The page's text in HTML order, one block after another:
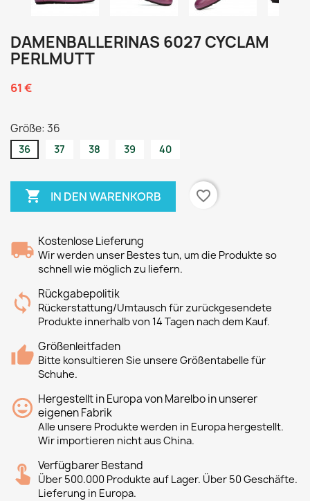
DAMENBALLERINAS 6027 CYCLAM
PERLMUTT
61 €
Größe: 36
36 37 38 39 40
 IN DEN WARENKORB favorite_border
Kostenlose Lieferung
Wir werden unser Bestes tun, um die Produkte so
schnell wie möglich zu liefern.
Rückgabepolitik
Rückerstattung/Umtausch für zurückgesendete
Produkte innerhalb von 14 Tagen nach dem Kauf.
Größenleitfaden
Bitte konsultieren Sie unsere Größentabelle für
Schuhe.
Hergestellt in Europa von Marelbo in unserer
eigenen Fabrik
Alle unsere Produkte werden in Europa hergestellt.
Wir importieren nicht aus China.
Verfügbarer Bestand
Über 500.000 Produkte auf Lager. Über 50 Geschäfte.
Lieferung in Europa.